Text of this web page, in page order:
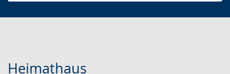
Heimathaus